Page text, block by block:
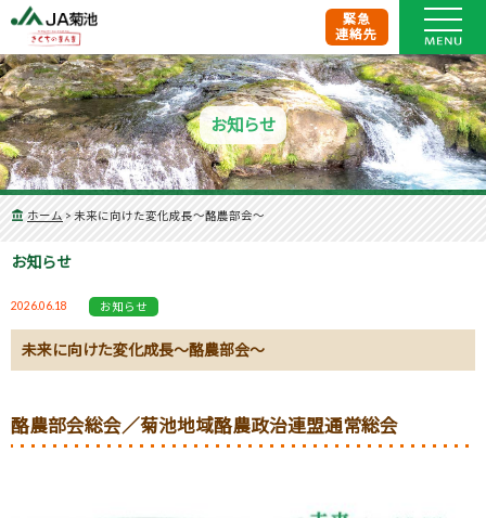
緊急
連絡先
お知らせ
ホーム > 未来に向けた変化成長～酪農部会～
お知らせ
2026.06.18 お知らせ
未来に向けた変化成長～酪農部会～
酪農部会総会／菊池地域酪農政治連盟通常総会